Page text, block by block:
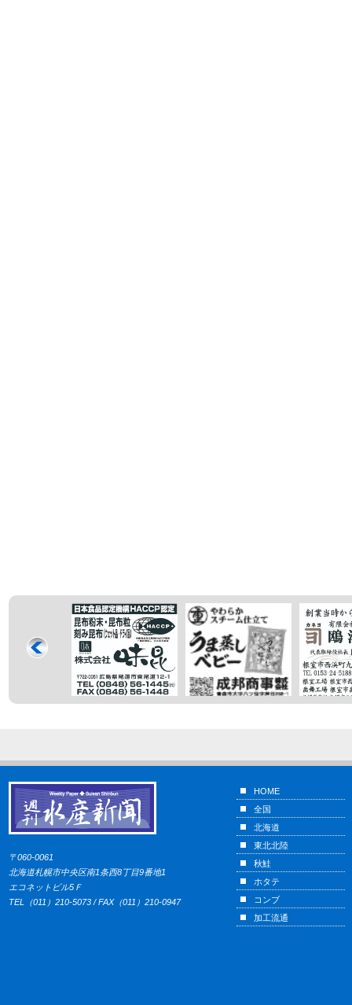
〒060-0061
北海道札幌市中央区南1条西8丁目9番地1
エコネットビル5Ｆ
TEL（011）210-5073 / FAX（011）210-0947
HOME
全国
北海道
東北北陸
秋鮭
ホタテ
コンブ
加工流通